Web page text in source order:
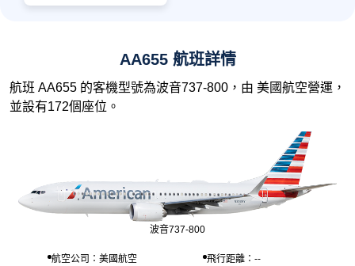
AA655 航班詳情
航班 AA655 的客機型號為波音737-800，由 美國航空營運，
並設有172個座位。
波音737-800
航空公司：美國航空
飛行距離：--